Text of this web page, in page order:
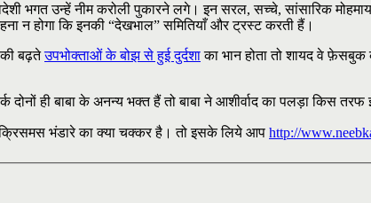
भगत उन्हें नीम करोली पुकारने लगे। इन सरल, सच्चे, सांसारिक
न होगा कि इनकी “देखभाल” समितियाँ और ट्रस्ट करती हैं।
बढ़तेउपभोक्ताओं के बोझ से हुई दुर्दशाका भान होता तो शायद वे
ही बाबा के अनन्य भक्त हैं तो बाबा ने आशीर्वाद का पलड़ा किस
क्रिसमस भंडारे का क्या चक्कर है। तो इसके लिये आप http://